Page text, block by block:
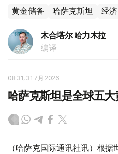
黄金储备 哈萨克斯坦 经济
木合塔尔 哈力木拉
编译
08:31, 31 7月 2026
哈萨克斯坦是全球五
（哈萨克国际通讯社讯）根